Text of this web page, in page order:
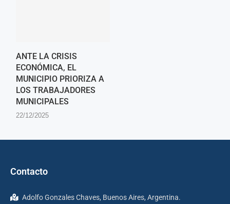
ANTE LA CRISIS
ECONÓMICA, EL
MUNICIPIO PRIORIZA A
LOS TRABAJADORES
MUNICIPALES
22/12/2025
Contacto
Adolfo Gonzales Chaves, Buenos Aires, Argentina.